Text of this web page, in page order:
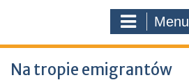
Menu
Na tropie emigrantów